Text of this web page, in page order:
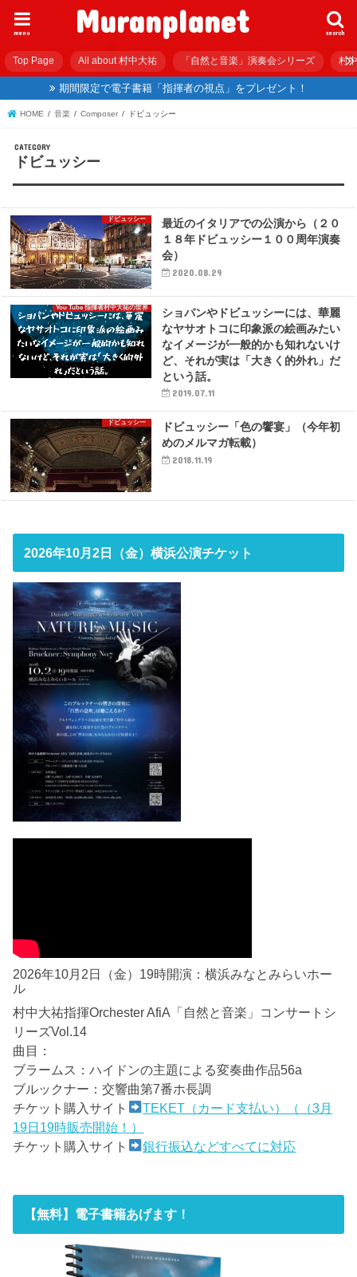
Muranplanet search
menu
Top Page All about 村中大祐 「自然と音楽」演奏会シリーズ 村
期間限定で電子書籍「指揮者の視点」をプレゼント！
HOME 音楽 Composer ドビュッシー
ドビュッシー
ドビュッシー
最近のイタリアでの公演から（２０
１８年ドビュッシー１００周年演奏
会）
2020.08.29
You Tube 指揮者村中大祐の世界
ショパンやドビュッシーには、華麗
なヤサオトコに印象派の絵画みたい
なイメージが一般的かも知れないけ
ど、それが実は「大きく的外れ」だ
という話。
2019.07.11
ドビュッシー
ドビュッシー「色の饗宴」（今年初
めのメルマガ転載）
2018.11.19
2026年10月2日（金）横浜公演チケット
2026年10月2日（金）19時開演：横浜みなとみらいホー
ル
村中大祐指揮Orchester AfiA「自然と音楽」コンサートシ
リーズVol.14
曲目：
ブラームス：ハイドンの主題による変奏曲作品56a
ブルックナー：交響曲第7番ホ長調
チケット購入サイト
TEKET（カード支払い）（（3月
19日19時販売開始！）
チケット購入サイト
銀行振込などすべてに対応
【無料】電子書籍あげます！